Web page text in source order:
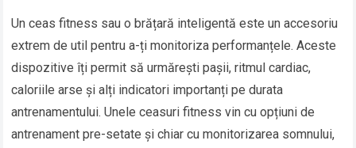
Un ceas fitness sau o brățară inteligentă este un accesoriu
extrem de util pentru a-ți monitoriza performanțele. Aceste
dispozitive îți permit să urmărești pașii, ritmul cardiac,
caloriile arse și alți indicatori importanți pe durata
antrenamentului. Unele ceasuri fitness vin cu opțiuni de
antrenament pre-setate și chiar cu monitorizarea somnului,